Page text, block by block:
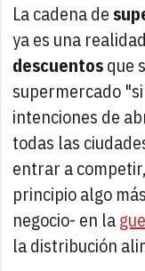
La cadena de
ya es una
descuentosque
supermercado
intenciones de
todas las
entrar a
principio algo
negocio- en la
la distribución